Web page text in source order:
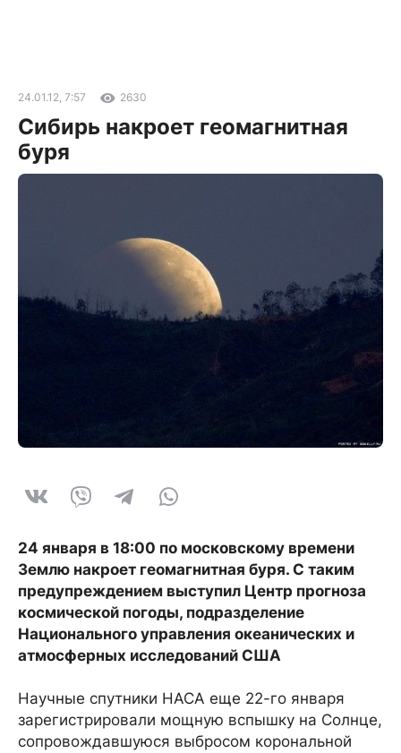
24.01.12, 7:57 2630
Сибирь накроет геомагнитная
буря
24 января в 18:00 по московскому времени
Землю накроет геомагнитная буря. С таким
предупреждением выступил Центр прогноза
космической погоды, подразделение
Национального управления океанических и
атмосферных исследований США
Научные спутники НАСА еще 22-го января
зарегистрировали мощную вспышку на Солнце,
сопровождавшуюся выбросом корональной